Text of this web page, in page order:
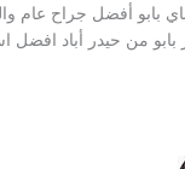
بابو أفضل جراح عام
بابو من حيدر أباد